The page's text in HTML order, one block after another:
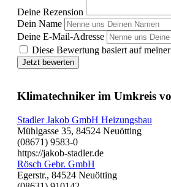
Deine Rezension
Dein Name
Deine E-Mail-Adresse
Diese Bewertung basiert auf
Jetzt bewerten
Klimatechniker im Umkreis
Stadler Jakob GmbH Heizungsbau
Mühlgasse 35, 84524 Neuötting
(08671) 9583-0
https://jakob-stadler.de
Rösch Gebr. GmbH
Egerstr., 84524 Neuötting